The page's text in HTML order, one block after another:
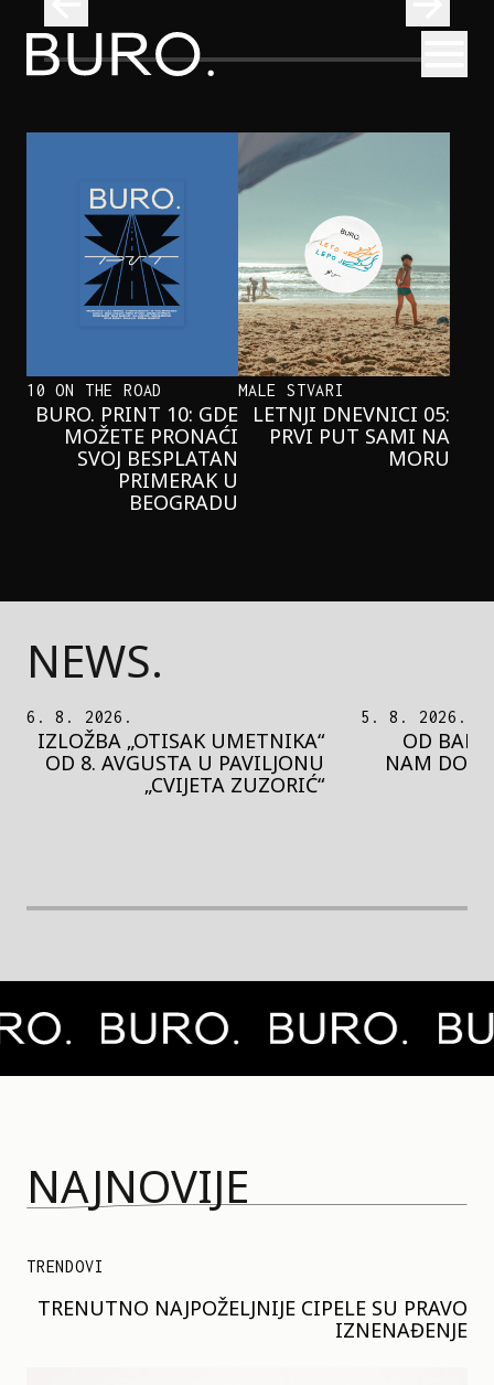
BURO.
NEOBIČNA PRIČA O BLIZNAKINJAMA
KOJE SU INSPIRISALE NOVI
HERCOGOV FILM
10 ON THE ROAD
BURO. PRINT 10: GDE
MOŽETE PRONAĆI
SVOJ BESPLATAN
PRIMERAK U
BEOGRADU
MALE STVARI
LETNJI DNEVNICI 05:
PRVI PUT SAMI NA
MORU
NEWS.
5. 8. 2026.
OD BAROKA DO REJVA: ŠTA
NAM DONOSI NOVI BUPBAP
FESTIVAL?
5. 8. 2026.
PEDJA
MOTIVE
NAJNOVIJE
TRENDOVI
TRENUTNO NAJPOŽELJNIJE CIPELE SU PRAVO
IZNENAĐENJE